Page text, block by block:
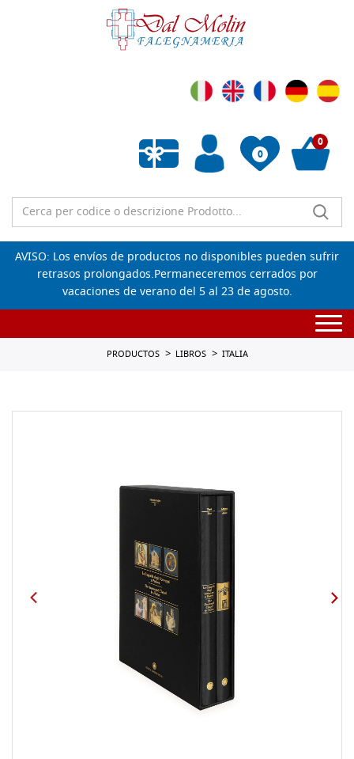
0
Lista de deseos vacía
0
AVISO: Los envíos de productos no disponibles pueden sufrir
retrasos prolongados.Permaneceremos cerrados por
vacaciones de verano del 5 al 23 de agosto.
PRODUCTOS LIBROS ITALIA